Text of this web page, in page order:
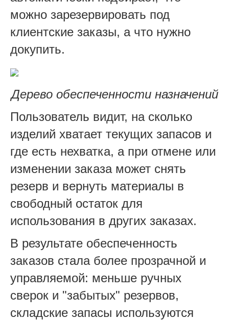
можно зарезервировать под
клиентские заказы, а что нужно
докупить.
Дерево обеспеченности назначений
Пользователь видит, на сколько
изделий хватает текущих запасов и
где есть нехватка, а при отмене или
изменении заказа может снять
резерв и вернуть материалы в
свободный остаток для
использования в других заказах.
В результате обеспеченность
заказов стала более прозрачной и
управляемой: меньше ручных
сверок и "забытых" резервов,
складские запасы используются